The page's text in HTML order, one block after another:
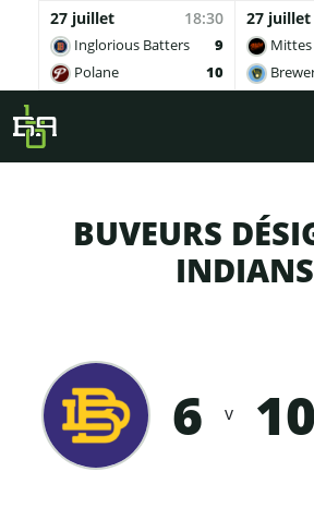
27 juillet 18:30
Inglorious Batters
9
Polane
10
27 juillet
Mittes
Skip to main content
BUVEURS
INDIANS
6 v 10